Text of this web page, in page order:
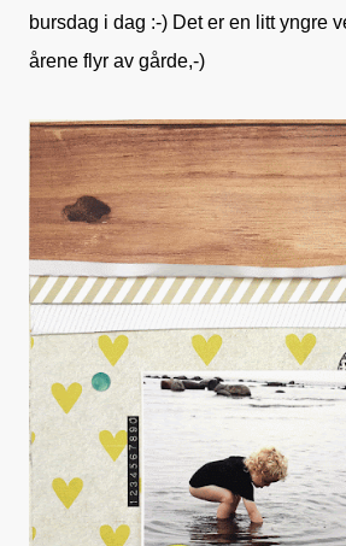
bursdag i dag :-) Det er en litt yngre
årene flyr av gårde,-)